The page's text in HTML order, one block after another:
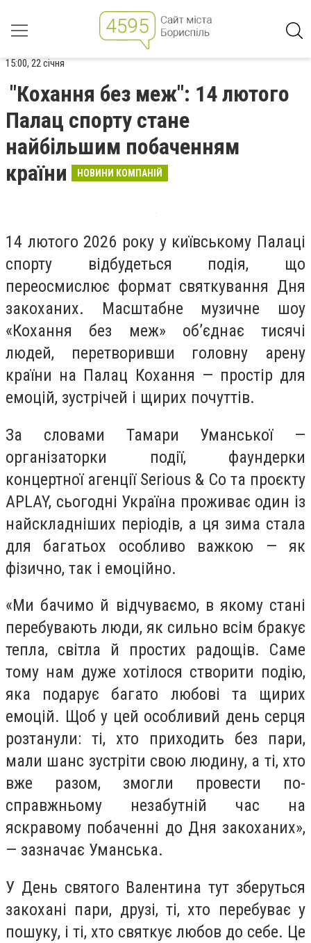
15:00, 22 січня
"Кохання без меж": 14 лютого
Палац спорту стане
найбільшим побаченням
країни
НОВИНИ КОМПАНІЙ
14 лютого 2026 року у київському Палаці
спорту відбудеться подія, що
переосмислює формат святкування Дня
закоханих. Масштабне музичне шоу
«Кохання без меж» об’єднає тисячі
людей, перетворивши головну арену
країни на Палац Кохання — простір для
емоцій, зустрічей і щирих почуттів.
За словами Тамари Уманської —
організаторки події, фаундерки
концертної агенції Serious & Co та проєкту
APLAY, сьогодні Україна проживає один із
найскладніших періодів, а ця зима стала
для багатьох особливо важкою — як
фізично, так і емоційно.
«Ми бачимо й відчуваємо, в якому стані
перебувають люди, як сильно всім бракує
тепла, світла й простих радощів. Саме
тому нам дуже хотілося створити подію,
яка подарує багато любові та щирих
емоцій. Щоб у цей особливий день серця
розтанули: ті, хто приходить без пари,
мали шанс зустріти свою людину, а ті, хто
вже разом, змогли провести по-
справжньому незабутній час на
яскравому побаченні до Дня закоханих»,
— зазначає Уманська.
У День святого Валентина тут зберуться
закохані пари, друзі, ті, хто перебуває у
пошуку, і ті, хто святкує любов до себе. Це